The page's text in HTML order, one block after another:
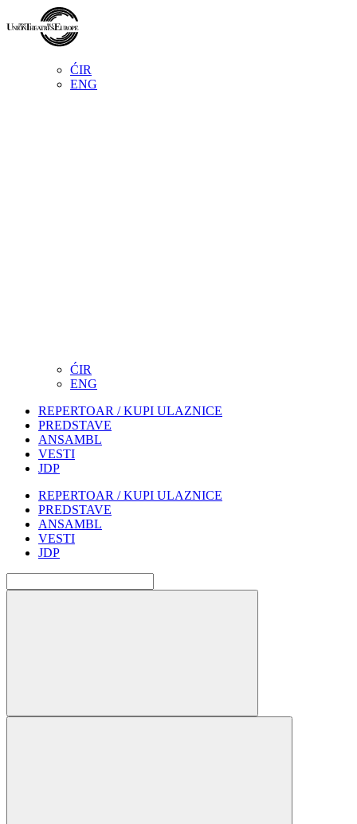
ĆIR
ENG
ĆIR
ENG
REPERTOAR / KUPI ULAZNICE
PREDSTAVE
ANSAMBL
VESTI
JDP
REPERTOAR / KUPI ULAZNICE
PREDSTAVE
ANSAMBL
VESTI
JDP